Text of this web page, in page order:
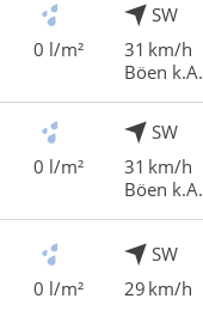
0 l/m²
SW
31 km/h
Böen k.A.
0 l/m²
SW
31 km/h
Böen k.A.
0 l/m²
SW
29 km/h